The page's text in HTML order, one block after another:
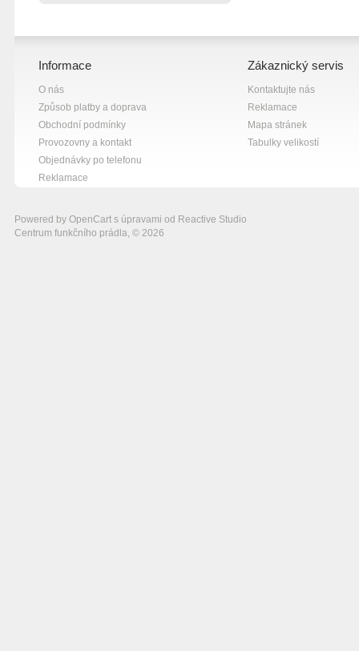
Informace
O nás
Způsob platby a doprava
Obchodní podmínky
Provozovny a kontakt
Objednávky po telefonu
Reklamace
Zákaznický servis
Kontaktujte nás
Reklamace
Mapa stránek
Tabulky velikostí
Powered by OpenCart s úpravami od Reactive Studio
Centrum funkčního prádla, © 2026